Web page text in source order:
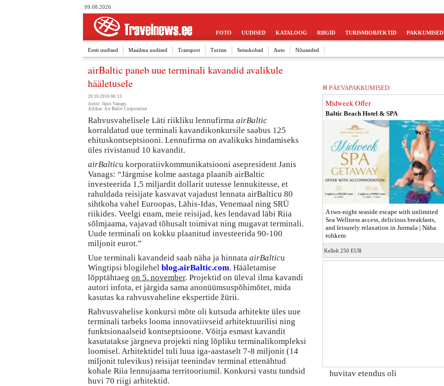
09.08.2026
FOTO UUDISED KATALOOG RIIGID TURISMIOBJEKTID PAKKUMISED
Eesti uudised Maailma uudised Transport Turism Seisukohad Auto Nõuanded
airBaltic paneb uue terminali kavandid avalikule
hääletusele
20.10.2010 06:13
Autor: Jānis Vanags
Allikas: Air Baltic Corporation
Rahvusvahelisele Läti riikliku lennufirma airBaltic
korraldatud uue terminali kavandikonkursile saabus 125
ehituskontseptsiooni. Lennufirma on avalikuks hindamiseks
üles rivistanud 10 kavandit.
airBalticu korporatiivkommunikatsiooni asepresident Janis
Vanags: “Järgmise kolme aastaga plaanib airBaltic
investeerida 1,5 miljardit dollarit uutesse lennukitesse, et
rahuldada reisijate kasvavat vajadust lennata airBalticu 80
sihtkoha vahel Euroopas, Lähis-Idas, Venemaal ning SRÜ
riikides. Veelgi enam, meie reisijad, kes lendavad läbi Riia
sõlmjaama, vajavad tõhusalt toimivat ning mugavat terminali.
Uude terminali on kokku plaanitud investeerida 90-100
miljonit eurot.”
Uue terminali kavandeid saab näha ja hinnata airBalticu
Wingtipsi blogilehel blog.airBaltic.com. Hääletamise
lõpptähtaeg on 5. november. Projektid on üleval ilma kavandi
autori infota, et järgida sama anonüümsuspõhimõtet, mida
kasutas ka rahvusvaheline ekspertide žürii.
Rahvusvahelise konkursi mõte oli kutsuda arhitekte üles uue
terminali tarbeks looma innovatiivseid arhitektuurilisi ning
funktsionaalseid kontseptsioone. Võitja esmast kavandit
kasutatakse järgneva projekti ning lõpliku terminalikompleksi
loomisel. Arhitektidel tuli luua iga-aastaselt 7-8 miljonit (14
miljonit tulevikus) reisijat teenindav terminal ettenähtud
kohale Riia lennujaama territooriumil. Konkursi vastu tundsid
huvi 70 riigi arhitektid.
PÄEVAPAKKUMISED:
Midweek Offer
Baltic Beach Hotel & SPA
A two-night seaside escape with unlimited
Sea Wellness access, delicious breakfasts,
and leisurely relaxation in Jurmala | Näha
rohkem
Kellelt 250 EUR
huvitav etendus oli